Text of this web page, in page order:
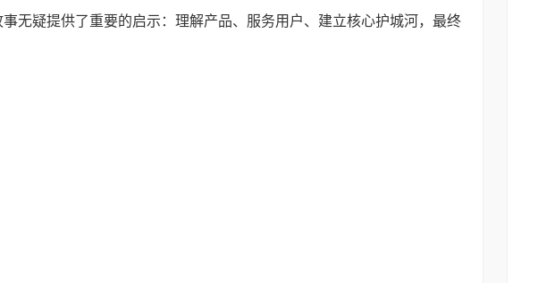
无疑提供了重要的启示：理解产品、服务用户、建立核心护城河，最终